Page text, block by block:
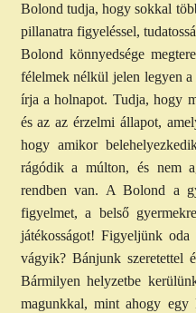
Bolond tudja, hogy sokkal
pillanatra figyeléssel,
Bolond könnyedsége
félelmek nélkül jelen legyen
írja a holnapot. Tudja, hogy
és az az érzelmi állapot,
hogy amikor
rágódik a múlton, és nem
rendben van. A Bolond a
figyelmet, a belső
játékosságot! Figyeljünk
vágyik? Bánjunk szeretettel
Bármilyen helyzetbe
magunkkal, mint ahogy egy